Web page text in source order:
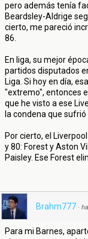
pero además tenía
Beardsley-Aldrige
cierto, me pareció
86.
En liga, su mejor
partidos disputados
Liga. Si hoy en día,
"extremo", entonces
que he visto a ese
la condena que
Por cierto, el
y 80: Forest y Aston
Paisley. Ese Forest
Brahm777 ·
Para mi Barnes,